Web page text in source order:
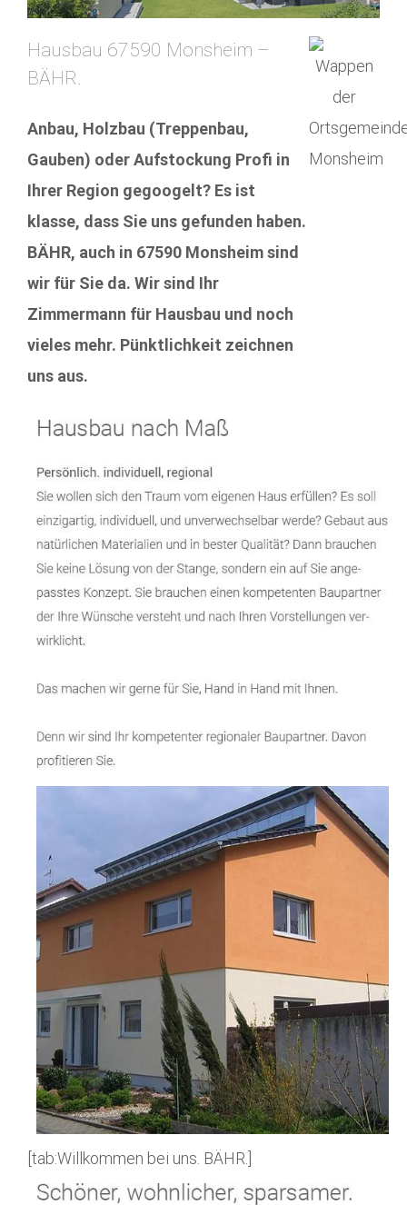
Hausbau 67590 Monsheim –
BÄHR.
Anbau, Holzbau (Treppenbau,
Gauben) oder Aufstockung Profi in
Ihrer Region gegoogelt? Es ist
klasse, dass Sie uns gefunden haben.
BÄHR, auch in 67590 Monsheim sind
wir für Sie da. Wir sind Ihr
Zimmermann für Hausbau und noch
vieles mehr. Pünktlichkeit zeichnen
uns aus.
[tab:Willkommen bei uns. BÄHR.]